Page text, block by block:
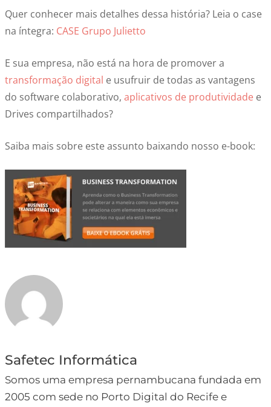
Quer conhecer mais detalhes dessa história? Leia o case
na íntegra: CASE Grupo Julietto
E sua empresa, não está na hora de promover a
transformação digital e usufruir de todas as vantagens
do software colaborativo, aplicativos de produtividade e
Drives compartilhados?
Saiba mais sobre este assunto baixando nosso e-book:
Safetec Informática
Somos uma empresa pernambucana fundada em
2005 com sede no Porto Digital do Recife e